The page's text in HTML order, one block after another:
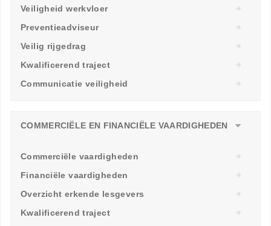
Veiligheid werkvloer
Preventieadviseur
Veilig rijgedrag
Kwalificerend traject
Communicatie veiligheid
COMMERCIËLE EN FINANCIËLE VAARDIGHEDEN
Commerciële vaardigheden
Financiële vaardigheden
Overzicht erkende lesgevers
Kwalificerend traject